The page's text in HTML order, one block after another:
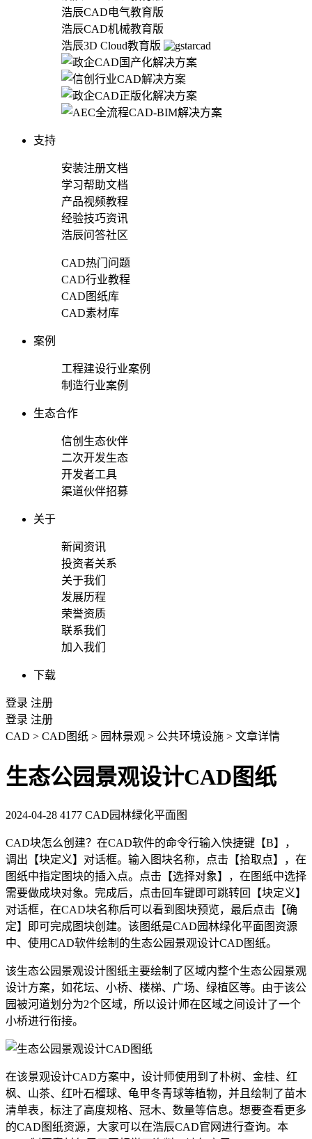
浩辰CAD电气教育版
浩辰CAD机械教育版
浩辰3D Cloud教育版
支持
安装注册文档
学习帮助文档
产品视频教程
经验技巧资讯
浩辰问答社区
CAD热门问题
CAD行业教程
CAD图纸库
CAD素材库
案例
工程建设行业案例
制造行业案例
生态合作
信创生态伙伴
二次开发生态
开发者工具
渠道伙伴招募
关于
新闻资讯
投资者关系
关于我们
发展历程
荣誉资质
联系我们
加入我们
下载
登录 注册
登录 注册
CAD > CAD图纸 > 园林景观 > 公共环境设施 > 文章详情
生态公园景观设计CAD图纸
2024-04-28 4177 CAD园林绿化平面图
CAD块怎么创建？在CAD软件的命令行输入快捷键【B】，
调出【块定义】对话框。输入图块名称，点击【拾取点】，在
图纸中指定图块的插入点。点击【选择对象】，在图纸中选择
需要做成块对象。完成后，点击回车键即可跳转回【块定义】
对话框，在CAD块名称后可以看到图块预览，最后点击【确
定】即可完成图块创建。该图纸是CAD园林绿化平面图资源
中、使用CAD软件绘制的生态公园景观设计CAD图纸。
该生态公园景观设计图纸主要绘制了区域内整个生态公园景观
设计方案，如花坛、小桥、楼梯、广场、绿植区等。由于该公
园被河道划分为2个区域，所以设计师在区域之间设计了一个
小桥进行衔接。
在该景观设计CAD方案中，设计师使用到了朴树、金桂、红
枫、山茶、红叶石榴球、龟甲冬青球等植物，并且绘制了苗木
清单表，标注了高度规格、冠木、数量等信息。想要查看更多
的CAD图纸资源，大家可以在浩辰CAD官网进行查询。本